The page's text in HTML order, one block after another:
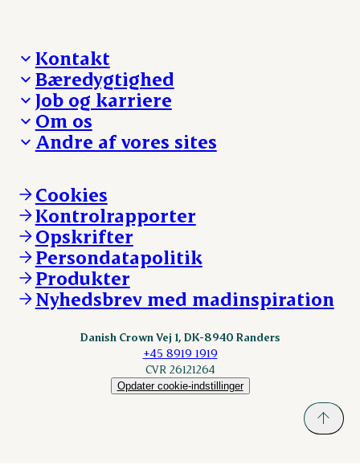
Kontakt
Besøg Danish Crown
Presse og nyheder
Reklamationer
Whistleblower
Øvrige henvendelser
Bæredygtighed
Fra jord til bord
Hverdagen
Ansvarlighed og nøgletal
Job og karriere
Arbejd med os
Ledige stillinger
Om os
Hvem er vi
Vores resultater
Vores lokationer
Kontakt
Andre af vores sites
Andelsejere - kreatur
Danishcrownprofessional.com
DAT-Schaub.com
ESS-FOOD.com
Fonden Dansk Gastronomi
KLS.se
nordicspoor.com
Scanhide.dk
Cookies
Kontrolrapporter
Opskrifter
Persondatapolitik
Produkter
Nyhedsbrev med madinspiration
Danish Crown Vej 1, DK-8940 Randers
+45 8919 1919
CVR 26121264
Opdater cookie-indstillinger